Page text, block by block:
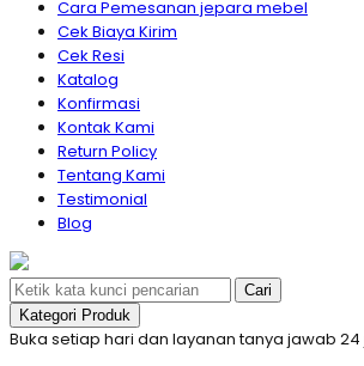
Cara Pemesanan jepara mebel
Cek Biaya Kirim
Cek Resi
Katalog
Konfirmasi
Kontak Kami
Return Policy
Tentang Kami
Testimonial
Blog
Cari
Kategori Produk
Buka setiap hari dan layanan tanya jawab 24